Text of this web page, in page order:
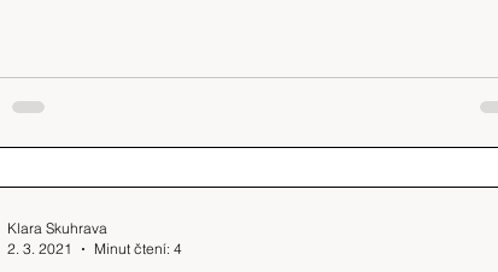
Klara Skuhrava
2. 3. 2021
Minut čtení: 4